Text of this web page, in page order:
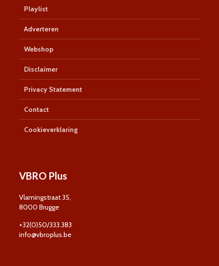
Playlist
Adverteren
Webshop
Disclaimer
Privacy Statement
Contact
Cookieverklaring
VBRO Plus
Vlamingstraat 35,
8000 Brugge
+32(0)50/333.383
info@vbroplus.be